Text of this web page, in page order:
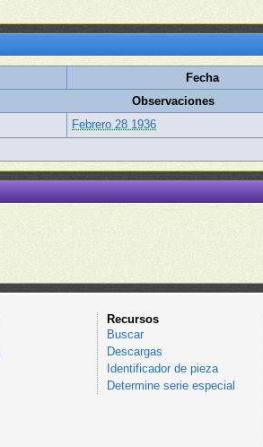
Fecha
Observaciones
Febrero 28 1936
Recursos
Buscar
Descargas
Identificador de pieza
Determine serie especial